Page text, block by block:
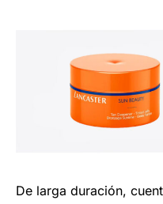
De larga duración,